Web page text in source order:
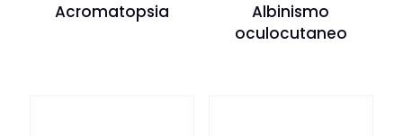
Acromatopsia
Albinismo
oculocutaneo